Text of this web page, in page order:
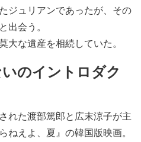
ジュリアンであったが、その
出会う。
大な遺産を相続していた。
のイントロダク
れた渡部篤郎と広末涼子が主
ねえよ、夏』の韓国版映画。